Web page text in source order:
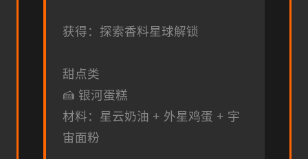
获得：探索香料星球解锁
甜点类
🍰 银河蛋糕
材料：星云奶油 + 外星鸡蛋 + 宇
宙面粉